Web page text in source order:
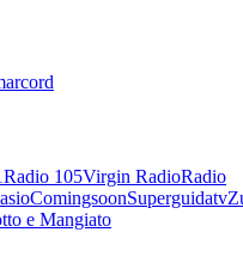
Radio 105Virgin RadioRadio
ComingsoonSuperguidatv
e Mangiato